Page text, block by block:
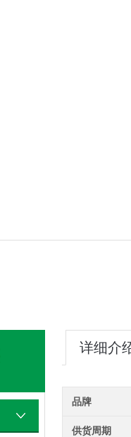
详细介
品牌
供货周期